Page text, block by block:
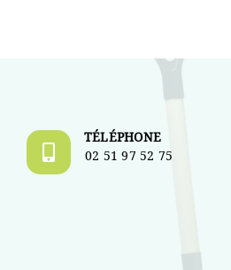
TÉLÉPHONE
02 51 97 52 75